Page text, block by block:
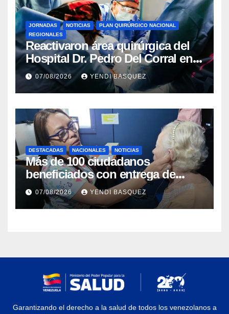
JORNADAS NOTICIAS
PLAN QUIRÚRGICO NACIONAL
REGIONALES
Reactivaron área quirúrgica del
Hospital Dr. Pedro Del Corral en
Guárico
07/08/2026 YENDI BASQUEZ
DESTACADAS NACIONALES NOTICIAS
Más de 100 ciudadanos
beneficiados con entrega de
prótesis auditivas en el Centro de
Rehabilitación J.J. Arvelo
07/08/2026 YENDI BASQUEZ
Garantizando el derecho a la salud de todos los venezolanos a